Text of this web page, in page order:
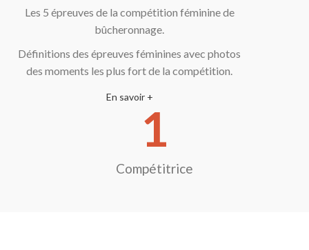
Les 5 épreuves de la compétition féminine de
bûcheronnage.
Définitions des épreuves féminines avec photos
des moments les plus fort de la compétition.
En savoir +
Compétitrice
1